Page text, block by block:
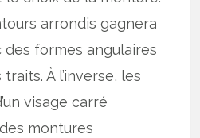
arrondis gagnera
formes angulaires
À l’inverse, les
visage carré
montures